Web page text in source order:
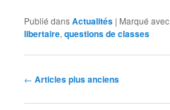
Publié dansActualités | Marqué avec
libertaire,questions de classes
Navigation
articles
← Articles plus anciens